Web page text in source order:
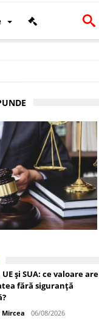
în U.E.
și SUA: ce valoare are
fără siguranță
Mircea 06/08/2026